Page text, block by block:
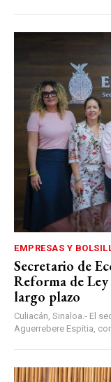
EMPRESAS Y
Secretario de
Reforma de
largo plazo
Culiacán, Sinaloa.- El
Aguerrebere Espitia,